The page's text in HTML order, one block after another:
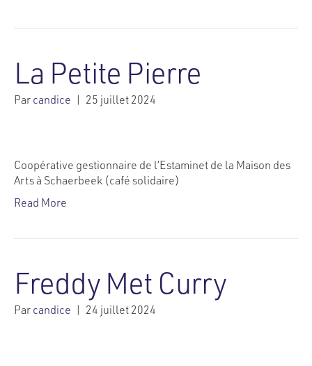
La Petite Pierre
Parcandice | 25 juillet 2024
Coopérative gestionnaire de l’Estaminet de la Maison des
Arts à Schaerbeek (café solidaire)
Read More
Freddy Met Curry
Parcandice | 24 juillet 2024